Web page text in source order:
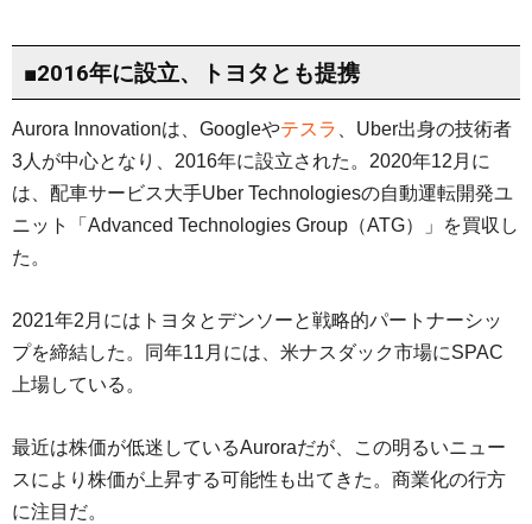
■2016年に設立、トヨタとも提携
Aurora Innovationは、Googleやテスラ
、Uber出身の技術者
3人が中心となり、2016年に設立された。2020年12月に
は、配車サービス大手Uber Technologiesの自動運転開発ユ
ニット「Advanced Technologies Group（ATG）」を買収し
た。
2021年2月にはトヨタとデンソーと戦略的パートナーシッ
プを締結した。同年11月には、米ナスダック市場にSPAC
上場している。
最近は株価が低迷しているAuroraだが、この明るいニュー
スにより株価が上昇する可能性も出てきた。商業化の行方
に注目だ。